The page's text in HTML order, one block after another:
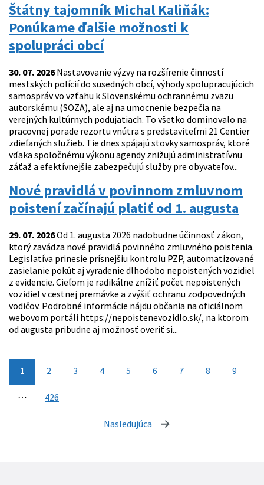
Štátny tajomník Michal Kaliňák:
Ponúkame ďalšie možnosti k
spolupráci obcí
30. 07. 2026Nastavovanie výzvy na rozšírenie činností
mestských polícií do susedných obcí, výhody spolupracujúcich
samospráv vo vzťahu k Slovenskému ochrannému zväzu
autorskému (SOZA), ale aj na umocnenie bezpečia na
verejných kultúrnych podujatiach. To všetko dominovalo na
pracovnej porade rezortu vnútra s predstaviteľmi 21 Centier
zdieľaných služieb. Tie dnes spájajú stovky samospráv, ktoré
vďaka spoločnému výkonu agendy znižujú administratívnu
záťaž a efektívnejšie zabezpečujú služby pre obyvateľov...
Nové pravidlá v povinnom zmluvnom
poistení začínajú platiť od 1. augusta
29. 07. 2026Od 1. augusta 2026 nadobudne účinnosť zákon,
ktorý zavádza nové pravidlá povinného zmluvného poistenia.
Legislatíva prinesie prísnejšiu kontrolu PZP, automatizované
zasielanie pokút aj vyradenie dlhodobo nepoistených vozidiel
z evidencie. Cieľom je radikálne znížiť počet nepoistených
vozidiel v cestnej premávke a zvýšiť ochranu zodpovedných
vodičov. Podrobné informácie nájdu občania na oficiálnom
webovom portáli https://nepoistenevozidlo.sk/, na ktorom
od augusta pribudne aj možnosť overiť si...
1 2 3 4 5 6 7 8 9
⋯ 426
Nasledujúca stránka